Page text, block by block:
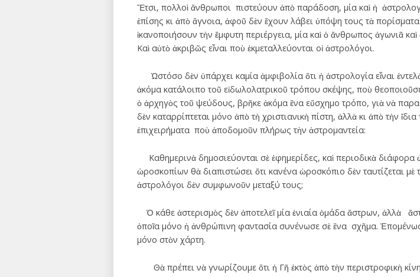
Ἔτσι, πολλοὶ ἄνθρωποι πιστεύουν ἀπὸ παράδοση, μία καὶ ἡ
ἐπίσης κι ἀπὸ ἄγνοια, ἀφοῦ δὲν ἔχουν λάβει ὑπόψη τους τὰ
ἱκανοποιήσουν τὴν ἔμφυτη περιέργεια, μία καὶ ὁ ἄνθρωπος ἀγωνιᾶ
Καὶ αὐτὸ ἀκριβῶς εἶναι ποὺ ἐκμεταλλεύονται οἱ ἀστρολόγοι.
Ὡστόσο δὲν ὑπάρχει καμία ἀμφιβολία ὅτι ἡ ἀστρολογία εἶναι
ἀκόμα κατάλοιπο τοῦ εἰδωλολατρικοῦ τρόπου σκέψης, ποὺ
ὁ ἀρχηγὸς τοῦ ψεύδους, βρῆκε ἀκόμα ἕνα εὔσχημο τρόπο, γιὰ νὰ
δὲν καταρρίπτεται μόνο ἀπὸ τὴ χριστιανικὴ πίστη, ἀλλὰ κι ἀπὸ τὴν
ἐπιχειρήματα ποὺ ἀποδομοῦν πλήρως τὴν ἀστρομαντεία:
Καθημερινὰ δημοσιεύονται σὲ ἐφημερίδες, καὶ περιοδικὰ
ὡροσκοπίων θὰ διαπιστώσει ὅτι κανένα ὡροσκόπιο δὲν ταυτίζεται
ἀστρολόγοι δὲν συμφωνοῦν μεταξύ τους;
Ὁ κάθε ἀστερισμὸς δὲν ἀποτελεῖ μία ἑνιαία ὁμάδα ἄστρων, ἀλλὰ
ὁποῖα μόνο ἡ ἀνθρώπινη φαντασία συνένωσε σὲ ἕνα σχῆμα.
μόνο στὸν χάρτη.
Θὰ πρέπει νὰ γνωρίζουμε ὅτι ἡ Γῆ ἐκτὸς ἀπὸ τὴν περιστροφικὴ